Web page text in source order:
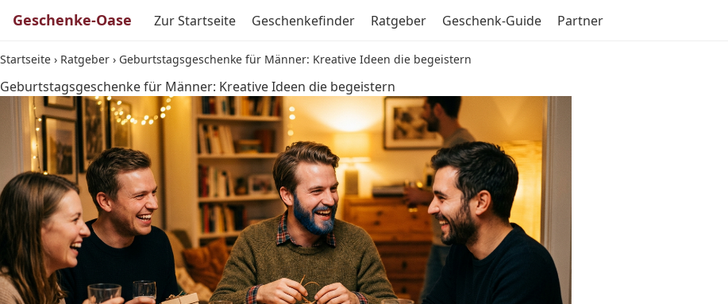
Geschenke-Oase Zur Startseite Geschenkefinder Ratgeber Geschenk-Guide Partner
Startseite › Ratgeber › Geburtstagsgeschenke für Männer: Kreative Ideen die begeistern
Geburtstagsgeschenke für Männer: Kreative Ideen die begeistern